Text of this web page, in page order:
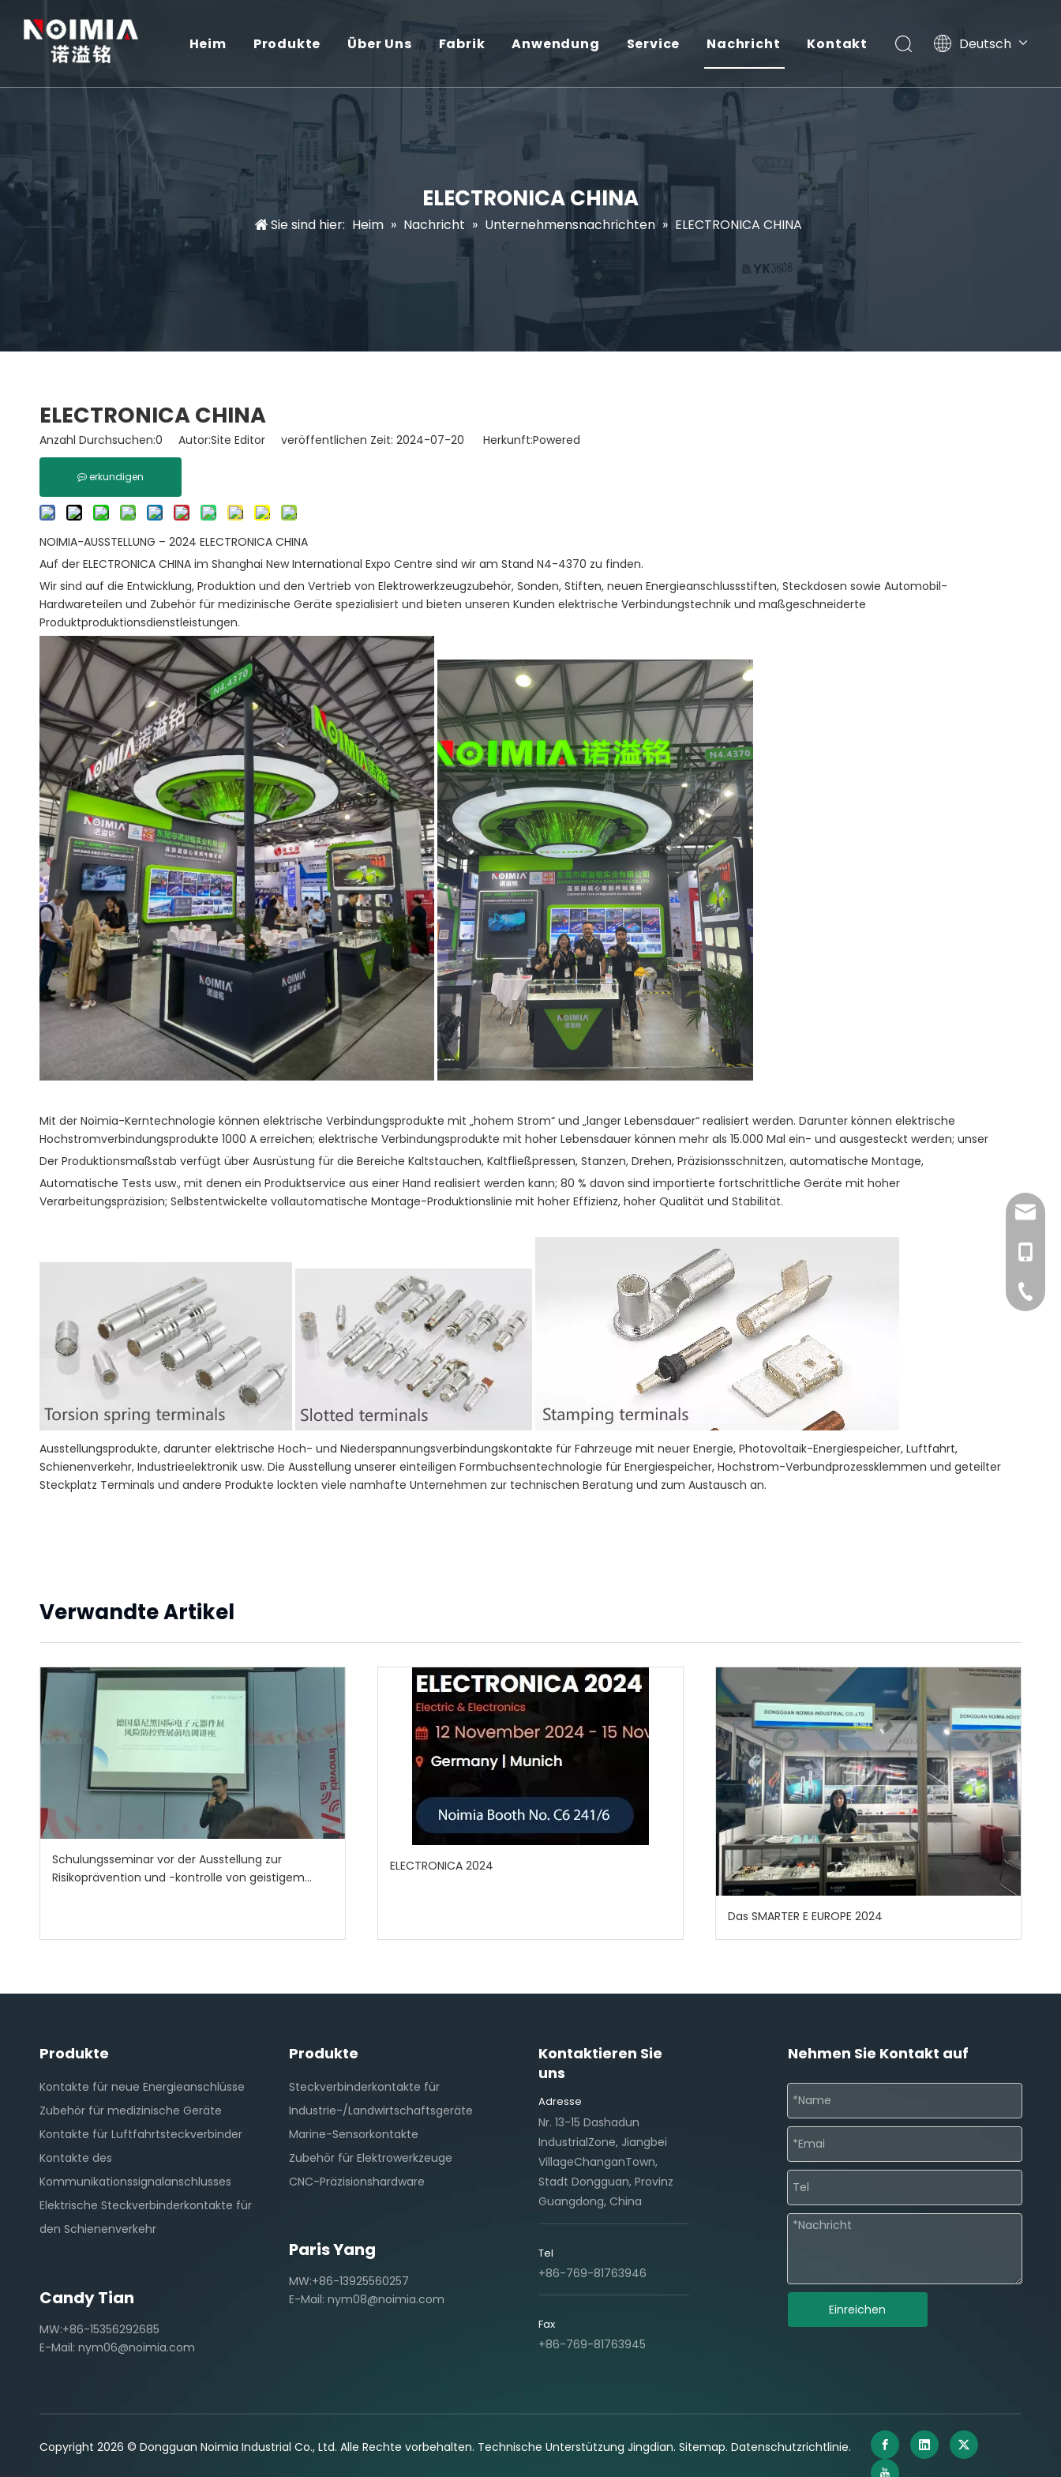
Heim Produkte Über Uns Fabrik Anwendung Service Nachricht Kontakt Deutsch
简体中文
ELECTRONICA CHINA
Sie sind hier: Heim » Nachricht » Unternehmensnachrichten » ELECTRONICA CHINA
ELECTRONICA CHINA
Anzahl Durchsuchen:0 Autor:Site Editor veröffentlichen Zeit: 2024-07-20 Herkunft:Powered
erkundigen
NOIMIA-AUSSTELLUNG – 2024 ELECTRONICA CHINA
Auf der ELECTRONICA CHINA im Shanghai New International Expo Centre sind wir am Stand N4-4370 zu finden.
Wir sind auf die Entwicklung, Produktion und den Vertrieb von Elektrowerkzeugzubehör, Sonden, Stiften, neuen Energieanschlussstiften, Steckdosen sowie Automobil-
Hardwareteilen und Zubehör für medizinische Geräte spezialisiert und bieten unseren Kunden elektrische Verbindungstechnik und maßgeschneiderte
Produktproduktionsdienstleistungen.
Mit der Noimia-Kerntechnologie können elektrische Verbindungsprodukte mit „hohem Strom“ und „langer Lebensdauer“ realisiert werden. Darunter können elektrische
Hochstromverbindungsprodukte 1000 A erreichen; elektrische Verbindungsprodukte mit hoher Lebensdauer können mehr als 15.000 Mal ein- und ausgesteckt werden; unser
Der Produktionsmaßstab verfügt über Ausrüstung für die Bereiche Kaltstauchen, Kaltfließpressen, Stanzen, Drehen, Präzisionsschnitzen, automatische Montage,
Automatische Tests usw., mit denen ein Produktservice aus einer Hand realisiert werden kann; 80 % davon sind importierte fortschrittliche Geräte mit hoher
Verarbeitungspräzision; Selbstentwickelte vollautomatische Montage-Produktionslinie mit hoher Effizienz, hoher Qualität und Stabilität.
Ausstellungsprodukte, darunter elektrische Hoch- und Niederspannungsverbindungskontakte für Fahrzeuge mit neuer Energie, Photovoltaik-Energiespeicher, Luftfahrt,
Schienenverkehr, Industrieelektronik usw. Die Ausstellung unserer einteiligen Formbuchsentechnologie für Energiespeicher, Hochstrom-Verbundprozessklemmen und geteilter
Steckplatz Terminals und andere Produkte lockten viele namhafte Unternehmen zur technischen Beratung und zum Austausch an.
Verwandte Artikel
Schulungsseminar vor der Ausstellung zur
Risikoprävention und -kontrolle von geistigem
ELECTRONICA 2024
Das SMARTER E EUROPE 2024
Produkte
Kontakte für neue Energieanschlüsse
Zubehör für medizinische Geräte
Kontakte für Luftfahrtsteckverbinder
Kontakte des
Kommunikationssignalanschlusses
Elektrische Steckverbinderkontakte für
den Schienenverkehr
+86-
+86-
Candy Tian
MW:+86-15356292685
E-Mail: nym06@noimia.com
Produkte
Steckverbinderkontakte für
Industrie-/Landwirtschaftsgeräte
Marine-Sensorkontakte
Zubehör für Elektrowerkzeuge
CNC-Präzisionshardware
Paris Yang
MW:+86-13925560257
E-Mail: nym08@noimia.com
Kontaktieren Sie
uns
Adresse
Nr. 13-15 Dashadun
IndustrialZone, Jiangbei
VillageChanganTown,
Stadt Dongguan, Provinz
Guangdong, China
Tel
+86-769-81763946
Fax
+86-769-81763945
Nehmen Sie Kontakt auf
Einreichen
Copyright 2026 © Dongguan Noimia Industrial Co., Ltd. Alle Rechte vorbehalten. Technische Unterstützung Jingdian. Sitemap. Datenschutzrichtlinie.